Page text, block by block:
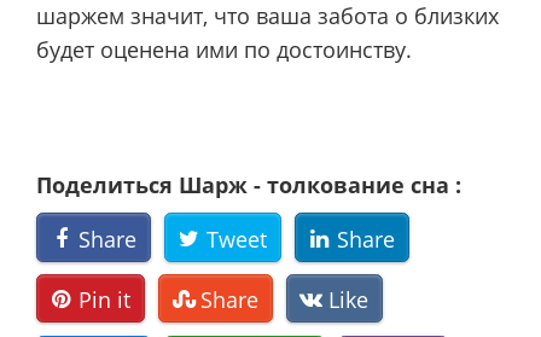
шаржем значит, что ваша забота о близких
будет оценена ими по достоинству.
Поделиться Шарж - толкование сна :
Share
Tweet Share
Pin it Share Like